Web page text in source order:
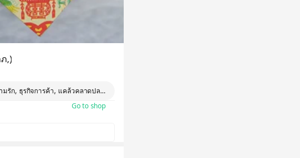
,)
มรัก, ธุรกิจการค้า, แคล้วคลาดปลอดภัย, สุขภาพ, การเรียน, เมตตามหานิยม, ขับรถปลอดภัย, สายหวย
Go to shop